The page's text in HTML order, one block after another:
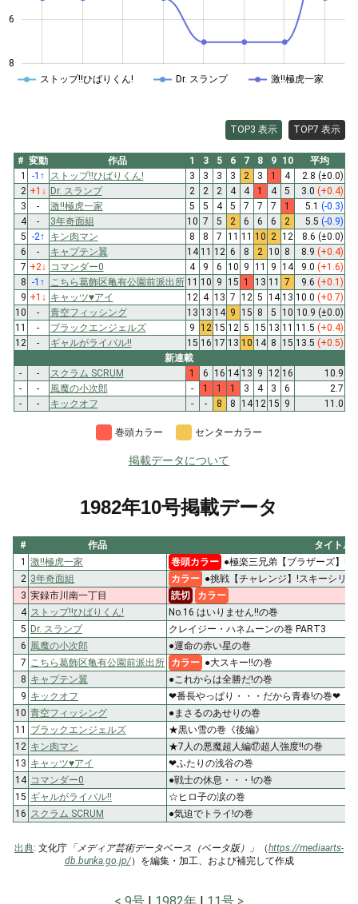
6
8
ストップ!!ひばりくん! Dr. スランプ 激!!極虎一家
TOP3 表示 TOP7 表示
# 変動 作品 1 3 5 6 7 8 9 10
平均
1
-1 ↑ ストップ!!ひばりくん! 3 3 3 3 2 3 1 4 2.8 (±0.0)
2 +1 ↓ Dr. スランプ 2 2 2 4 4 1 4 5 3.0 (+0.4)
3
- 激!!極虎一家 5 5 4 5 7 7 7 1 5.1 (-0.3)
4
- 3年奇面組 10 7 5 2 6 6 6 2 5.5 (-0.9)
5 -2↑ キン肉マン 8 8 7 11 11 10 2 12 8.6 (±0.0)
6
- キャプテン翼 14 11 12 6 8 2 10 8 8.9 (+0.4)
7 +2↓ コマンダー0 4 9 6 10 9 11 9 14 9.0 (+1.6)
8 -1 ↑ こちら葛飾区亀有公園前派出所 11 10 9 15 1 13 11 7 9.6 (+0.1)
9 +1 ↓ キャッツ♥アイ 12 4 13 7 12 5 14 13 10.0 (+0.7)
10
- 青空フィッシング 13 13 14 9 15 8 5 10 10.9 (±0.0)
11
- ブラックエンジェルズ 9 12 15 12 5 15 13 11 11.5 (+0.4)
12
- ギャルがライバル!! 15 16 17 13 10 14 8 15 13.5 (+0.5)
新連載
-
- スクラム SCRUM 1 6 16 14 13 9 12 16
10.9
-
- 風魔の小次郎 - 1 1 1 3 4 3 6
2.7
-
- キックオフ - - 8 8 14 12 15 9 11.0
巻頭カラー センターカラー
掲載データについて
1982年10号掲載データ
# 作品
タイトル
1 激!!極虎一家 巻頭カラー ●極楽三兄弟【ブラザーズ】!!
2 3年奇面組 カラー ●挑戦【チャレンジ】!スキーシリ
3 実録市川南一丁目 読切
カラー
4 ストップ!!ひばりくん!
No.16 はいりません!!の巻
5 Dr. スランプ
クレイジー・ハネムーンの巻 PART3
6 風魔の小次郎
●運命の赤い星の巻
7
こちら葛飾区亀有公園前派出所 カラー ●大スキー!!の巻
8 キャプテン翼
●これからは全勝だ!の巻
9 キックオフ
❤番長やっぱり・・・だから青春!の巻❤
10 青空フィッシング
●まさるのあせりの巻
11
ブラックエンジェルズ
★黒い雪の巻《後編》
12 キン肉マン
★7人の悪魔超人編⑰超人強度!!の巻
13 キャッツ♥アイ
❤ふたりの浅谷の巻
14 コマンダー0
●戦士の休息・・・!の巻
15 ギャルがライバル!!
☆ヒロ子の涙の巻
16 スクラム SCRUM ●気迫でトライ!の巻
出典: 文化庁 「メディア芸術データベース（ベータ版）」 （https://mediaarts-
db.bunka.go.jp/）を編集・加工、および補完して作成